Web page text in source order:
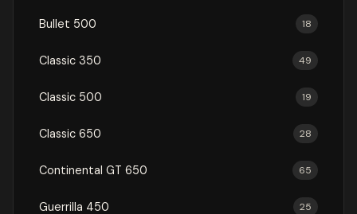
Bullet 500 18
Classic 350 49
Classic 500 19
Classic 650 28
Continental GT 650 65
Guerrilla 450 25